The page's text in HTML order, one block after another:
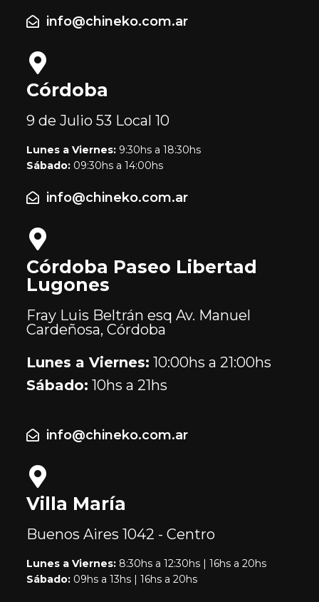
info@chineko.com.ar
Córdoba
9 de Julio 53 Local 10
Lunes a Viernes: 9:30hs a 18:30hs
Sábado: 09:30hs a 14:00hs
info@chineko.com.ar
Córdoba Paseo Libertad
Lugones
Fray Luis Beltrán esq Av. Manuel
Cardeñosa, Córdoba
Lunes a Viernes: 10:00hs a 21:00hs
Sábado: 10hs a 21hs
info@chineko.com.ar
Villa María
Buenos Aires1042 - Centro
Lunes a Viernes: 8:30hs a 12:30hs | 16hs a 20hs
Sábado: 09hs a 13hs | 16hs a 20hs